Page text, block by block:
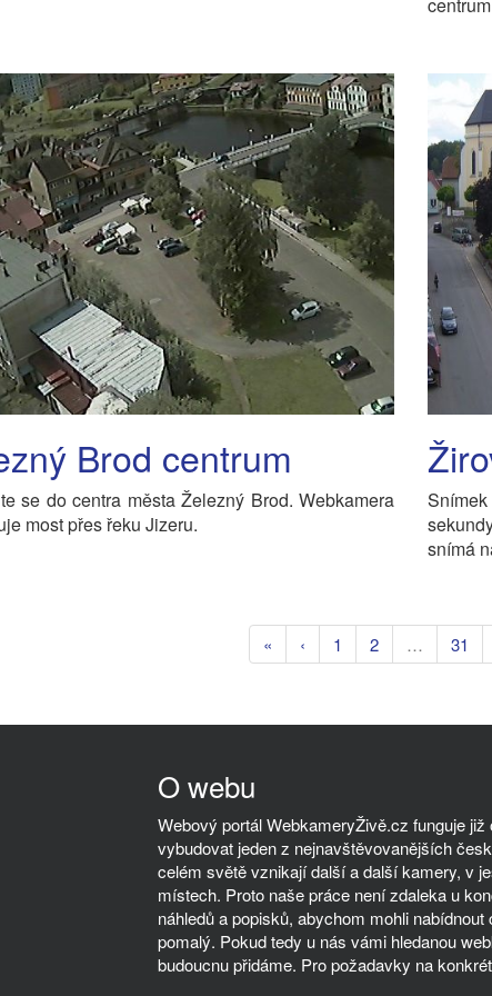
Brod centrum
se do centra města Železný Brod. Webkamera
most přes řeku Jizeru.
snímá
« ‹ 1 2 … 31
O webu
Webový portál WebkameryŽivě.cz funguje
vybudovat jeden z nejnavštěvovanějších
celém světě vznikají další a další kamery, v
místech. Proto naše práce není zdaleka u
náhledů a popisků, abychom mohli
pomalý. Pokud tedy u nás vámi hledanou
budoucnu přidáme. Pro požadavky na